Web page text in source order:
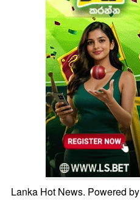
Lanka Hot News. Powered by